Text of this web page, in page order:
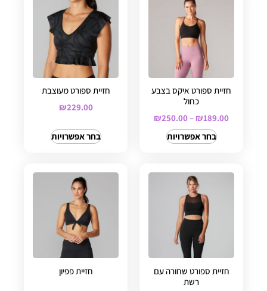
חזיית ספורט איקס בצבע
כחול
₪189.00
–
₪250.00
בחר אפשרויות
חזיית ספורט מעוצבת
₪229.00
בחר אפשרויות
חזיית ספורט שחורה עם
רשת
חזיית פפיון